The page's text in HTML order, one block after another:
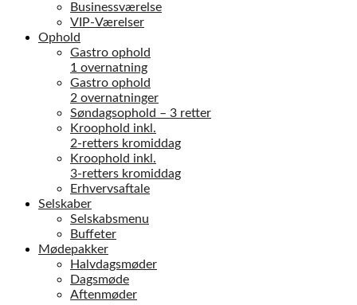
Businessværelse
VIP-Værelser
Ophold
Gastro ophold
1 overnatning
Gastro ophold
2 overnatninger
Søndagsophold – 3 retter
Kroophold inkl.
2-retters kromiddag
Kroophold inkl.
3-retters kromiddag
Erhvervsaftale
Selskaber
Selskabsmenu
Buffeter
Mødepakker
Halvdagsmøder
Dagsmøde
Aftenmøder